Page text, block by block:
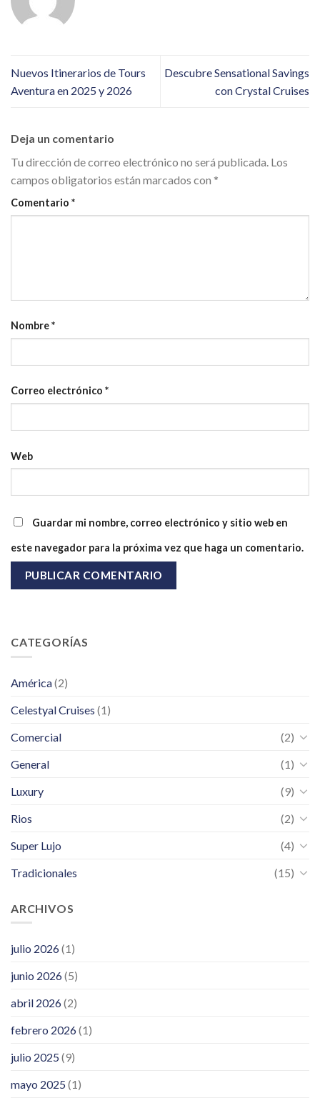
Nuevos Itinerarios de Tours
Aventura en 2025 y 2026
Descubre Sensational Savings
con Crystal Cruises
Deja un comentario
Tu dirección de correo electrónico no será publicada. Los
campos obligatorios están marcados con *
Comentario *
Nombre*
Correo electrónico *
Web
Guardar mi nombre, correo electrónico y sitio web en
este navegador para la próxima vez que haga un comentario.
CATEGORÍAS
América(2)
Celestyal Cruises (1)
Comercial
(2)
General
(1)
Luxury
(9)
Rios
(2)
Super Lujo
(4)
Tradicionales
(15)
ARCHIVOS
julio 2026(1)
junio 2026(5)
abril 2026(2)
febrero 2026(1)
julio 2025(9)
mayo 2025(1)